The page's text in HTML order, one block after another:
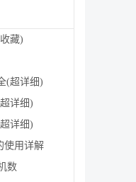
藏)
(超详细)
详细)
详细)
使用详解
数